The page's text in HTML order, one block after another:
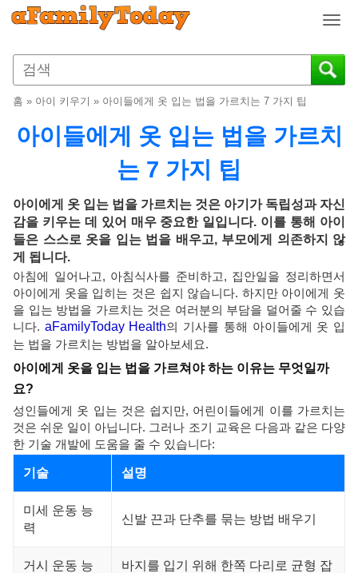
T
g
g
n
a
g
a
t
o
n
홈 » 아이 키우기 » 아이들에게 옷 입는 법을 가르치는 7 가지 팁
아이들에게 옷 입는 법을 가르치
는 7 가지 팁
아이에게 옷 입는 법을 가르치는 것은 아기가 독립성과 자신
감을 키우는 데 있어 매우 중요한 일입니다. 이를 통해 아이
들은 스스로 옷을 입는 법을 배우고, 부모에게 의존하지 않
게 됩니다.
아침에 일어나고, 아침식사를 준비하고, 집안일을 정리하면서
아이에게 옷을 입히는 것은 쉽지 않습니다. 하지만 아이에게 옷
을 입는 방법을 가르치는 것은 여러분의 부담을 덜어줄 수 있습
니다. aFamilyToday Health의 기사를 통해 아이들에게 옷 입
는 법을 가르치는 방법을 알아보세요.
아이에게 옷을 입는 법을 가르쳐야 하는 이유는 무엇일까
요?
성인들에게 옷 입는 것은 쉽지만, 어린이들에게 이를 가르치는
것은 쉬운 일이 아닙니다. 그러나 조기 교육은 다음과 같은 다양
한 기술 개발에 도움을 줄 수 있습니다:
기술 설명
미세 운동 능
력
신발 끈과 단추를 묶는 방법 배우기
거시 운동 능
바지를 입기 위해 한쪽 다리로 균형 잡